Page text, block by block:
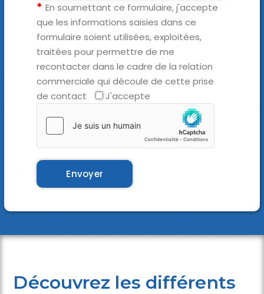
En soumettant ce formulaire, j'accepte
que les informations saisies dans ce
formulaire soient utilisées, exploitées,
traitées pour permettre de me
recontacter dans le cadre de la relation
commerciale qui découle de cette prise
de contact
J'accepte
Découvrez les différents